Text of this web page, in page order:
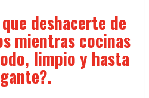
deshacerte de
mientras cocinas
limpio y hasta